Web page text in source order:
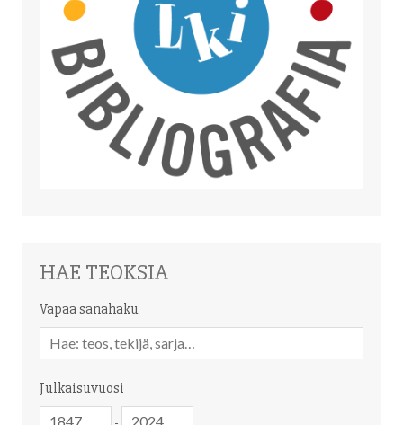
HAE TEOKSIA
Vapaa sanahaku
sanahaku
Julkaisuvuosi